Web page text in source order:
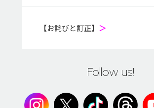
【お詫びと訂正】 ＞
Follow us!